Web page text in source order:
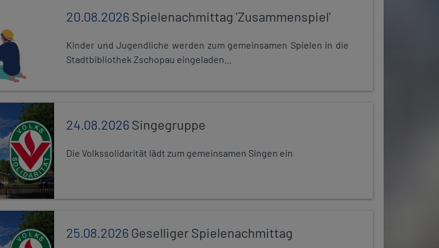
20.08.2026Spielenachmittag 'Zusammenspiel'
Kinder und Jugendliche werden zum gemeinsamen Spielen in die
Stadtbibliothek Zschopau eingeladen...
24.08.2026Singegruppe
Die Volkssolidarität lädt zum gemeinsamen Singen ein
25.08.2026Geselliger Spielenachmittag